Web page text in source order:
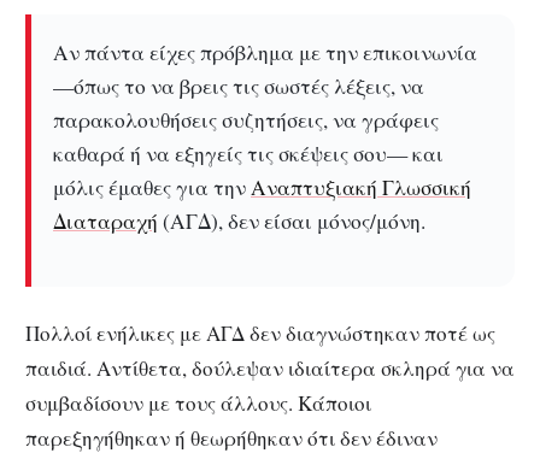
Αν πάντα είχες πρόβλημα με την επικοινωνία
—όπως το να βρεις τις σωστές λέξεις, να
παρακολουθήσεις συζητήσεις, να γράφεις
καθαρά ή να εξηγείς τις σκέψεις σου— και
μόλις έμαθες για τηνΑναπτυξιακή Γλωσσική
Διαταραχή (ΑΓΔ), δεν είσαι μόνος/μόνη.
Πολλοί ενήλικες με ΑΓΔ δεν διαγνώστηκαν ποτέ ως
παιδιά. Αντίθετα, δούλεψαν ιδιαίτερα σκληρά για να
συμβαδίσουν με τους άλλους. Κάποιοι
παρεξηγήθηκαν ή θεωρήθηκαν ότι δεν έδιναν